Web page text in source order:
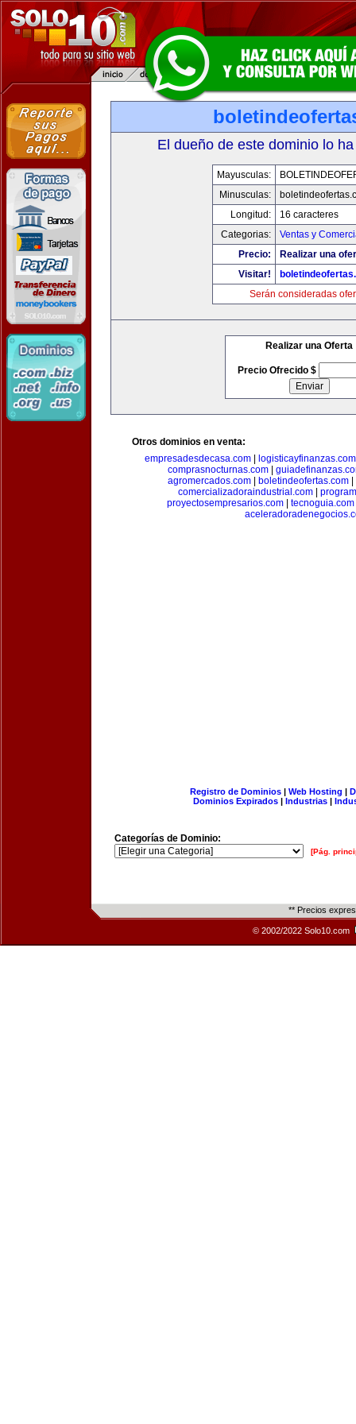
El dueño de este dominio lo
Mayusculas:
Minusculas:
Longitud:
16 caracteres
Categorias:
Ventas y
Precio:
Realizar una
Visitar!
Serán consideradas
Realizar una Oferta
Precio Ofrecido $
Otros dominios en venta:
empresadesdecasa.com
logisticayfinanzas.com
comprasnocturnas.com
agromercados.com
boletindeofertas.com
comercializadoraindustrial.com
proyectosempresarios.com
tecnoguia.com
Registro de Dominios| Web Hosting |
Dominios Expirados | Industrias |
Categorías de Dominio:
[Pág.
** Precios
© 2002/2022 Solo10.com